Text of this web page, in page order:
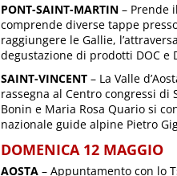
PONT-SAINT-MARTIN – Prende
comprende diverse tappe
raggiungere le Gallie,
degustazione di prodotti DOC e
SAINT-VINCENT – La Valle
rassegna al Centro congressi di
Bonin e Maria Rosa Quario si
nazionale guide alpine Pietro
DOMENICA 12 MAGGIO
AOSTA – Appuntamento con lo